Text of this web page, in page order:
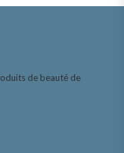
de beauté de